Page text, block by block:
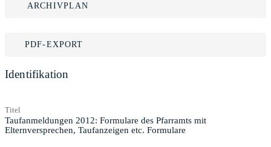
ARCHIVPLAN
PDF-EXPORT
Identifikation
Titel
Taufanmeldungen 2012: Formulare des Pfarramts mit
Elternversprechen, Taufanzeigen etc. Formulare